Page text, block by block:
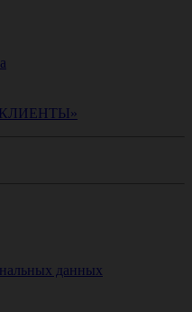
КЛИЕНТЫ»
данных